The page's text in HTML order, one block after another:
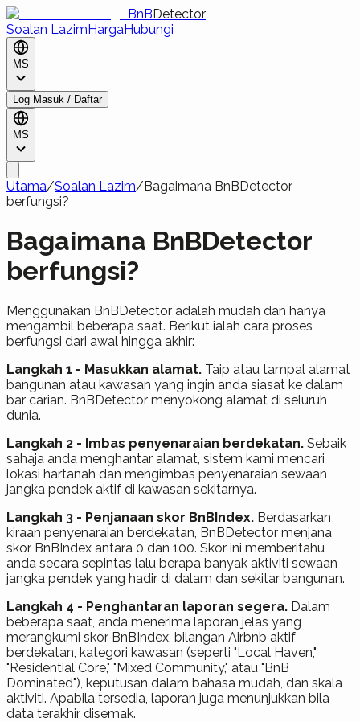
BnBDetector
Soalan LazimHargaHubungi
MS
Log Masuk / Daftar
MS
Utama/Soalan Lazim/Bagaimana BnBDetector
berfungsi?
Bagaimana BnBDetector
berfungsi?
Menggunakan BnBDetector adalah mudah dan hanya
mengambil beberapa saat. Berikut ialah cara proses
berfungsi dari awal hingga akhir:
Langkah 1 - Masukkan alamat. Taip atau tampal alamat
bangunan atau kawasan yang ingin anda siasat ke dalam
bar carian. BnBDetector menyokong alamat di seluruh
dunia.
Langkah 2 - Imbas penyenaraian berdekatan. Sebaik
sahaja anda menghantar alamat, sistem kami mencari
lokasi hartanah dan mengimbas penyenaraian sewaan
jangka pendek aktif di kawasan sekitarnya.
Langkah 3 - Penjanaan skor BnBIndex. Berdasarkan
kiraan penyenaraian berdekatan, BnBDetector menjana
skor BnBIndex antara 0 dan 100. Skor ini memberitahu
anda secara sepintas lalu berapa banyak aktiviti sewaan
jangka pendek yang hadir di dalam dan sekitar bangunan.
Langkah 4 - Penghantaran laporan segera. Dalam
beberapa saat, anda menerima laporan jelas yang
merangkumi skor BnBIndex, bilangan Airbnb aktif
berdekatan, kategori kawasan (seperti "Local Haven,"
"Residential Core," "Mixed Community," atau "BnB
Dominated"), keputusan dalam bahasa mudah, dan skala
aktiviti. Apabila tersedia, laporan juga menunjukkan bila
data terakhir disemak.